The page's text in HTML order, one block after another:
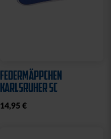
FEDERMÄPPCHEN
KARLSRUHER SC
14,95 €